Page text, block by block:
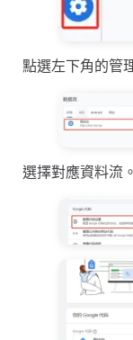
點選左下角的管
選擇對應資料流。